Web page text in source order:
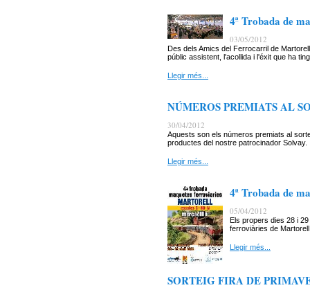
4ª Trobada de
03/05/2012
Des dels Amics del Ferrocarril de
públic assistent, l'acollida i l'éxit que ha
Llegir més...
NÚMEROS PREMIATS AL
30/04/2012
Aquests son els números premiats al
productes del nostre patrocinador Solvay.
Llegir més...
4ª Trobada de
05/04/2012
Els propers dies 28 i
ferroviàries de
Llegir més...
SORTEIG FIRA DE